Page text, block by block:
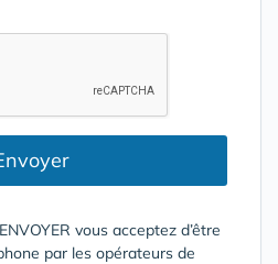
vous acceptez d’être
par les opérateurs de